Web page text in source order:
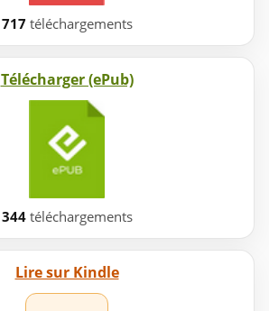
717 téléchargements
Télécharger (ePub)
344téléchargements
Lire sur Kindle